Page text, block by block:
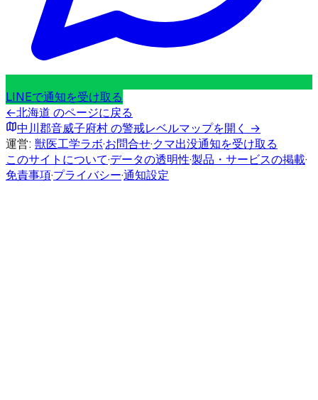
LINEで通知を受け取る
←北海道 のページに戻る
中川郡音威子府村の警戒レベルマップを開く →
運営: 獣医工学ラボ·お問合せ·クマ出没通知を受け取る
このサイトについて·データの透明性·製品・サービスの掲載·
免責事項·プライバシー·通知設定